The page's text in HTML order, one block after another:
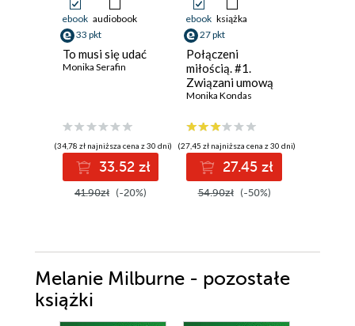
ebook audiobook
33 pkt
To musi się udać
Monika Serafin
(34,78 zł najniższa cena z 30 dni)
33.52 zł
41.90zł (-20%)
ebook książka
27 pkt
Połączeni
miłością. #1.
Związani umową
Monika Kondas
(27,45 zł najniższa cena z 30 dni)
27.45 zł
54.90zł (-50%)
Melanie Milburne - pozostałe
książki